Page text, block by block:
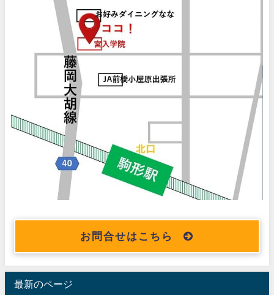
お問合せはこちら
最新のページ